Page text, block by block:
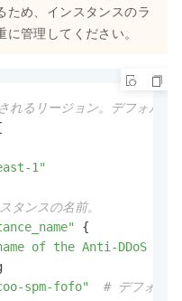
ため、インスタンスのラ
管理してください。
れるリージョン。デフォ
1"
ンスの名前。
{
of the Anti-DDoS
spm-fofo"
# デフォル